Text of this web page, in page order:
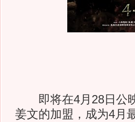
即将在4月28日公映
姜文的加盟，成为4月